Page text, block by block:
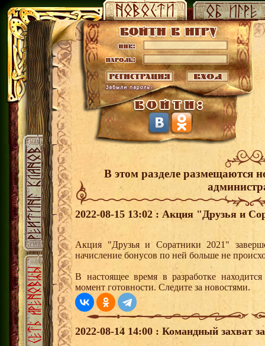
В этом разделе размещаются
2022-08-15 13:02 : Акция "Друзья и
Акция "Друзья и Соратники 2021"
начисление бонусов по ней больше не
В настоящее время в разработке
момент готовности. Следите за новостями.
2022-08-14 14:00 : Командный захват